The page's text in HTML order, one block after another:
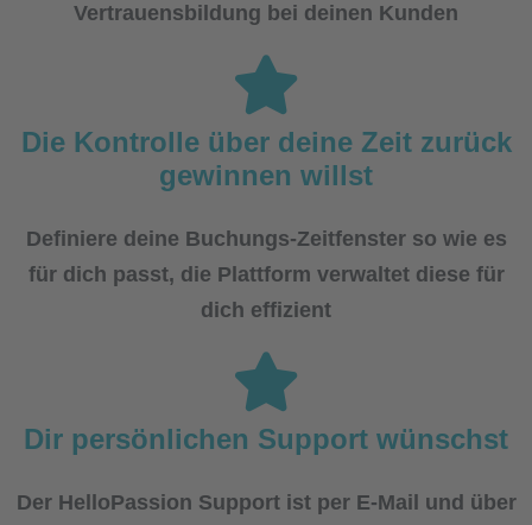
Vertrauensbildung bei deinen Kunden
Die Kontrolle über deine Zeit zurück
gewinnen willst
Definiere deine Buchungs-Zeitfenster so wie es
für dich passt, die Plattform verwaltet diese für
dich effizient
Dir persönlichen Support wünschst
Der HelloPassion Support ist per E-Mail und über